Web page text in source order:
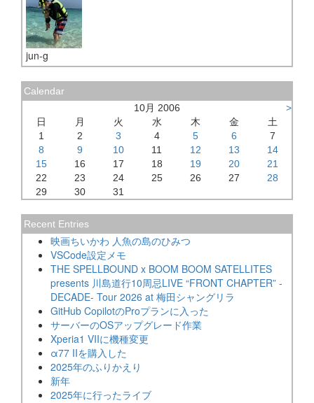
jun-g
Calendar
10月 2006
>
日
月 火 水 木 金
土
1
2 3 4 5 6
7
8
9 10 11 12 13
14
15
16 17 18 19 20
21
22
23 24 25 26 27
28
29
30 31
Recent Entries
映画ちいかわ 人魚の島のひみつ
VSCode設定メモ
THE SPELLBOUND x BOOM BOOM SATELLITES
presents 川島道行10周忌LIVE “FRONT CHAPTER” -
DECADE- Tour 2026 at 梅田シャングリラ
GitHub CopilotのProプランに入った
サーバーのOSアップグレード作業
Xperia1 VIIに機種変更
α77 IIを購入した
2025年のふりかえり
新年
2025年に行ったライブ